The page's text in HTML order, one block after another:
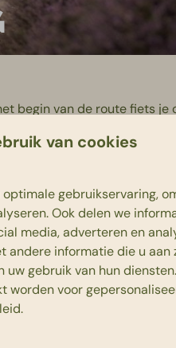
begin van de route fiets je
terwijl je tussen de
Je kunt de
fietsen.
van cookies
gebruikservaring,
Ook delen we
media, adverteren en
andere informatie die u
uw gebruik van hun diensten.
worden voor
.